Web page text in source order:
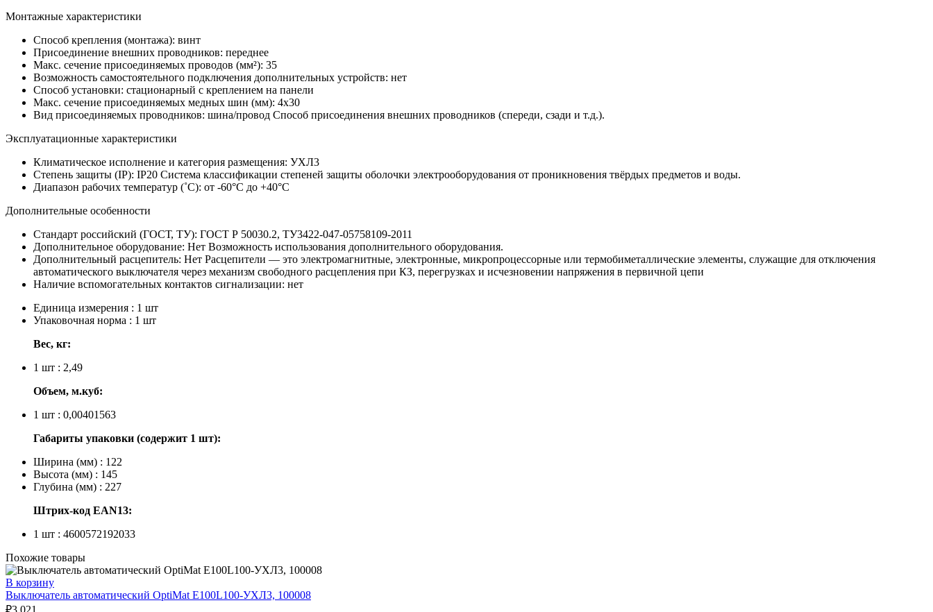
Монтажные характеристики
Способ крепления (монтажа): винт
Присоединение внешних проводников: переднее
Макс. сечение присоединяемых проводов (мм²): 35
Возможность самостоятельного подключения дополнительных устройств: нет
Способ установки: стационарный с креплением на панели
Макс. сечение присоединяемых медных шин (мм): 4х30
Вид присоединяемых проводников: шина/провод Способ присоединения внешних проводников (спереди, сзади и т.д.).
Эксплуатационные характеристики
Климатическое исполнение и категория размещения: УХЛ3
Степень защиты (IP): IP20 Система классификации степеней защиты оболочки электрооборудования от проникновения твёрдых предметов и воды.
Диапазон рабочих температур (˚С): от -60°С до +40°С
Дополнительные особенности
Стандарт российский (ГОСТ, ТУ): ГОСТ Р 50030.2, ТУ3422-047-05758109-2011
Дополнительное оборудование: Нет Возможность использования дополнительного оборудования.
Дополнительный расцепитель: Нет Расцепители — это электромагнитные, электронные, микропроцессорные или термобиметаллические элементы, служащие для отключения
автоматического выключателя через механизм свободного расцепления при КЗ, перегрузках и исчезновении напряжения в первичной цепи
Наличие вспомогательных контактов сигнализации: нет
Единица измерения : 1 шт
Упаковочная норма : 1 шт
Вес, кг:
1 шт : 2,49
Объем, м.куб:
1 шт : 0,00401563
Габариты упаковки (содержит 1 шт):
Ширина (мм) : 122
Высота (мм) : 145
Глубина (мм) : 227
Штрих-код EAN13:
1 шт : 4600572192033
Похожие товары
В корзину
Выключатель автоматический OptiMat E100L100-УХЛ3, 100008